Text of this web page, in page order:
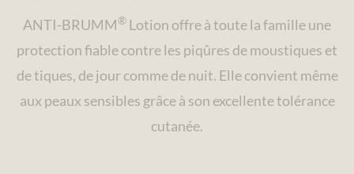
ANTI-BRUMM® Lotion offre à toute la famille une
protection fiable contre les piqûres de moustiques et
de tiques, de jour comme de nuit. Elle convient même
aux peaux sensibles grâce à son excellente tolérance
cutanée.